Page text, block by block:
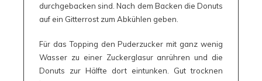
durchgebacken sind. Nach dem Backen die Donuts
auf ein Gitterrost zum Abkühlen geben.
Für das Topping den Puderzucker mit ganz wenig
Wasser zu einer Zuckerglasur anrühren und die
Donuts zur Hälfte dort eintunken. Gut trocknen